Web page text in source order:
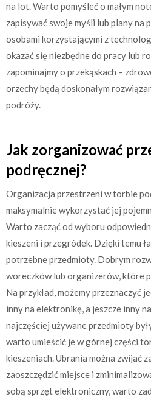
na lot. Warto pomyśleć o małym
zapisywać swoje myśli lub plany na
osobami korzystającymi z
okazać się niezbędne do pracy lub
zapominajmy o przekąskach –
orzechy będą doskonałym
podróży.
Jak zorganizować
podręcznej?
Organizacja przestrzeni w torbie
maksymalnie wykorzystać jej
Warto zacząć od wyboru
kieszeni i przegródek. Dzięki temu
potrzebne przedmioty. Dobrym
woreczków lub organizerów, które
Na przykład, możemy przeznaczyć
inny na elektronikę, a jeszcze inny
najczęściej używane przedmioty
warto umieścić je w górnej części
kieszeniach. Ubrania można zwijać
zaoszczędzić miejsce i
sobą sprzęt elektroniczny, warto